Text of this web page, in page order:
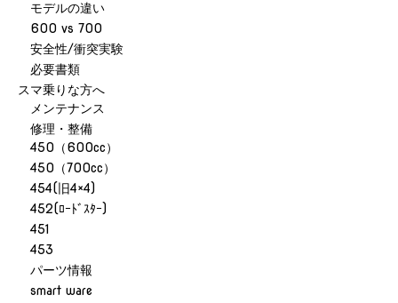
モデルの違い
600 vs 700
安全性/衝突実験
必要書類
スマ乗りな方へ
メンテナンス
修理・整備
450（600cc）
450（700cc）
454(旧4×4)
452(ﾛｰﾄﾞｽﾀｰ)
451
453
パーツ情報
smart ware